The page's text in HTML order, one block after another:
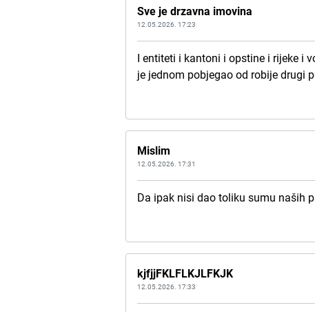
Sve je drzavna imovina
12.05.2026. 17:23
I entiteti i kantoni i opstine i rijeke i
je jednom pobjegao od robije drugi
Mislim
12.05.2026. 17:31
Da ipak nisi dao toliku sumu naših
kjfjjFKLFLKJLFKJK
12.05.2026. 17:33